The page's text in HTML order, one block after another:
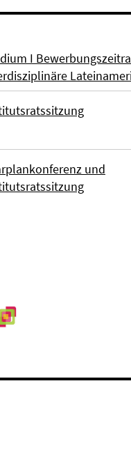
I
und